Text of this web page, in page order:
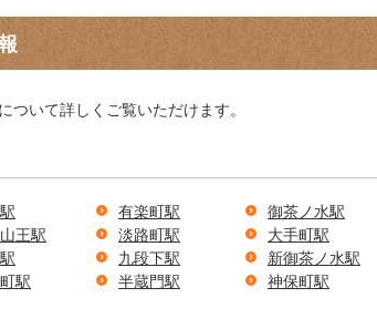
いて詳しくご覧いただけます。
有楽町駅 御茶ノ水駅
王駅 淡路町駅 大手町駅
九段下駅 新御茶ノ水駅
駅 半蔵門駅 神保町駅